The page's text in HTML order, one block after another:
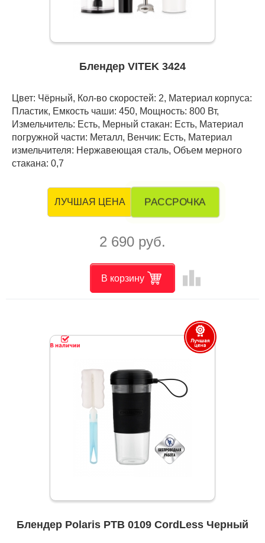
Блендер VITEK 3424
Цвет: Чёрный, Кол-во скоростей: 2, Материал корпуса:
Пластик, Емкость чаши: 450, Мощность: 800 Вт,
Измельчитель: Есть, Мерный стакан: Есть, Материал
погружной части: Металл, Венчик: Есть, Материал
измельчителя: Нержавеющая сталь, Объем мерного
стакана: 0,7
ЛУЧШАЯ ЦЕНА РАССРОЧКА
2 690 руб.
В корзину leaderboard
Блендер Polaris PTB 0109 CordLess Черный